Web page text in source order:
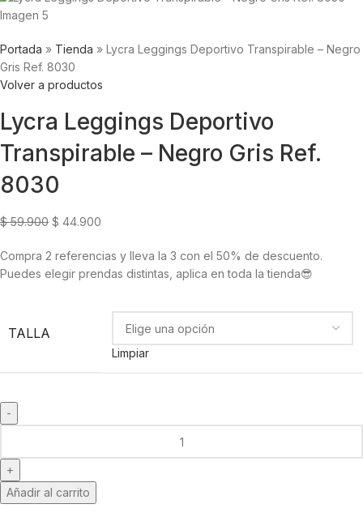
Portada » Tienda » Lycra Leggings Deportivo Transpirable – Negro
Gris Ref. 8030
Volver a productos
Lycra Leggings Deportivo
Transpirable – Negro Gris Ref.
8030
$59.900 $ 44.900
Compra 2 referencias y lleva la 3 con el 50% de descuento.
Puedes elegir prendas distintas, aplica en toda la tienda😎
TALLA
Limpiar
Añadir al carrito